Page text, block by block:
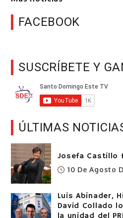
FACEBOOK
SUSCRÍBETE Y
ÚLTIMAS
Josefa Castillo
10 De Agosto
Luis Abinader,
David Collado